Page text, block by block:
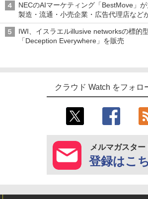
NECのAIマーケティング「BestMove」
製造・流通・小売企業・広告代理店など
IWI、イスラエルillusive networksの標的
「Deception Everywhere」を販売
クラウド Watch をフォロ
メルマガスター
登録はこ